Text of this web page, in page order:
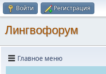
Войти Регистрация
Лингвофорум
Главное меню